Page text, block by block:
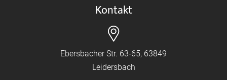
Kontakt
Ebersbacher Str. 63-65, 63849
Leidersbach